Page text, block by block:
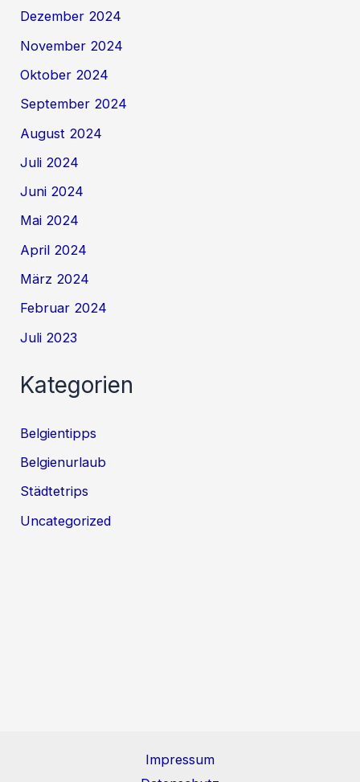
Dezember 2024
November 2024
Oktober 2024
September 2024
August 2024
Juli 2024
Juni 2024
Mai 2024
April 2024
März 2024
Februar 2024
Juli 2023
Kategorien
Belgientipps
Belgienurlaub
Städtetrips
Uncategorized
Impressum